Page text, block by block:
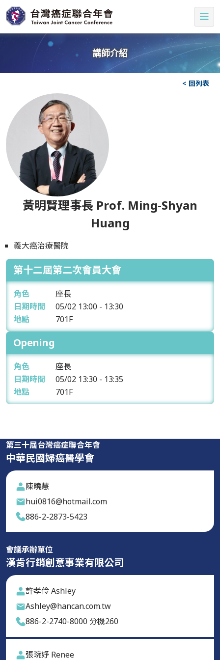
講師介紹
< 回列表
黃明賢理事長 Prof. Ming-Shyan
Huang
義大癌治療醫院
第十二屆第二次會員大會
角色
座長
日期時間
05/02 13:00 - 13:30
地點
701F
Opening
角色
座長
日期時間
05/02 13:30 - 13:35
地點
701F
第三十屆台灣癌症聯合年會
中華民國婦癌醫學會
陳曉慧
hui0816@hotmail.com
886-2-2873-5423
會議承辦單位
漢肯行銷創意事業有限公司
許孝伶 Ashley
Ashley@hancan.com.tw
886-2-2740-8000 分機260
張琬妤 Renee